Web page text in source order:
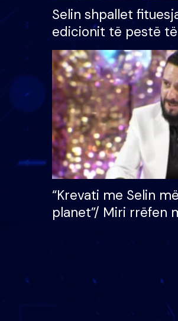
Selin shpallet
edicionit të pestë
Brother VIP,
çmimin e madh prej
mijë eurosh
“Krevati me Selin
planet”/ Miri rrëfen
mungojë zilja e